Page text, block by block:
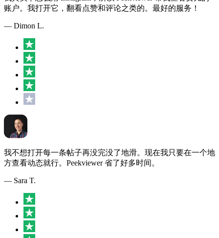
账户。我打开它，翻看点赞和评论之类的。最好的服务！
— Dimon L.
我不想打开每一条帖子再没完没了地滑。现在我只要在一个地
方查看动态就行。Peekviewer 省了好多时间。
— Sara T.